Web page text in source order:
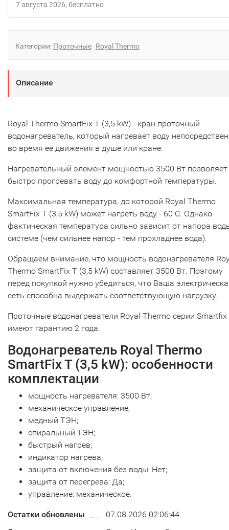
7 августа 2026
Бесплатно
Категории: Проточные Royal Thermo
Описание
Royal Thermo SmartFix T (3,5 kW) - кран проточный
водонагреватель, который нагревает воду
во время ее движения в душе или кране.
Нагревательный элемент мощностью 3500 Вт позволяет
быстро прогревать воду до комфортной температуры.
Максимальная температура, до которой Royal Thermo
SmartFix T (3,5 kW) может нагреть воду - 60 С. Однако
фактическая температура сильно зависит от напора
системе (чем сильнее напор - тем прохладнее вода).
Обращаем внимание, что мощность водонагревателя
Thermo SmartFix T (3,5 kW) составляет 3500 Вт. Поэтому
перед покупкой нужно убедиться, что Ваша
сеть способна выдержать соответствующую нагрузку.
Проточные водонагреватели Royal Thermo серии Smartfix
имеют гарантию 2 года.
Водонагреватель Royal Thermo
SmartFix T (3,5 kW): особенности
комплектации
мощность нагревателя: 3500 Вт;
механическое управление;
медный ТЭН;
спиральный ТЭН;
быстрый нагрев;
индикатор нагрева;
защита от включения без воды: Нет;
защита от перегрева: Да;
управление: механическое.
Остатки обновлены
07.08.2026 02:06:44